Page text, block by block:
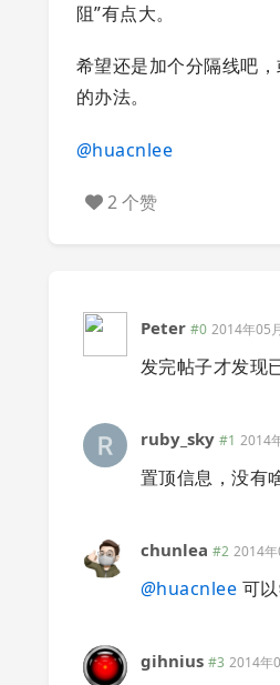
阻”有点大。
希望还是加个分隔线吧
的办法。
@huacnlee
2 个赞
Peter #0 2014年05
发完帖子才发现
ruby_sky #1 2014
置顶信息，没有
chunlea #2 2014
@huacnlee 可
gihnius #3 2014年